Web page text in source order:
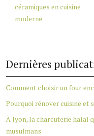
céramiques en cuisine
moderne
Dernières
Comment choisir un four
Pourquoi rénover cuisine et
À lyon, la charcuterie halal
musulmans